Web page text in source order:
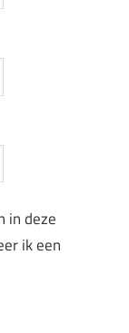
in deze
ik een